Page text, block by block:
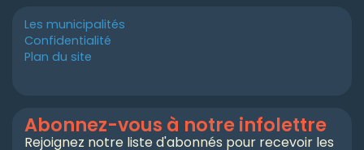
Les municipalités
Confidentialité
Plan du site
Abonnez-vous à notre infolettre
Rejoignez notre liste d'abonnés pour recevoir les